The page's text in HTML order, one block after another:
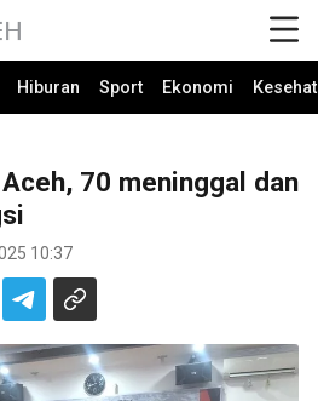
Hiburan Sport Ekonomi
70 meninggal dan
10:37